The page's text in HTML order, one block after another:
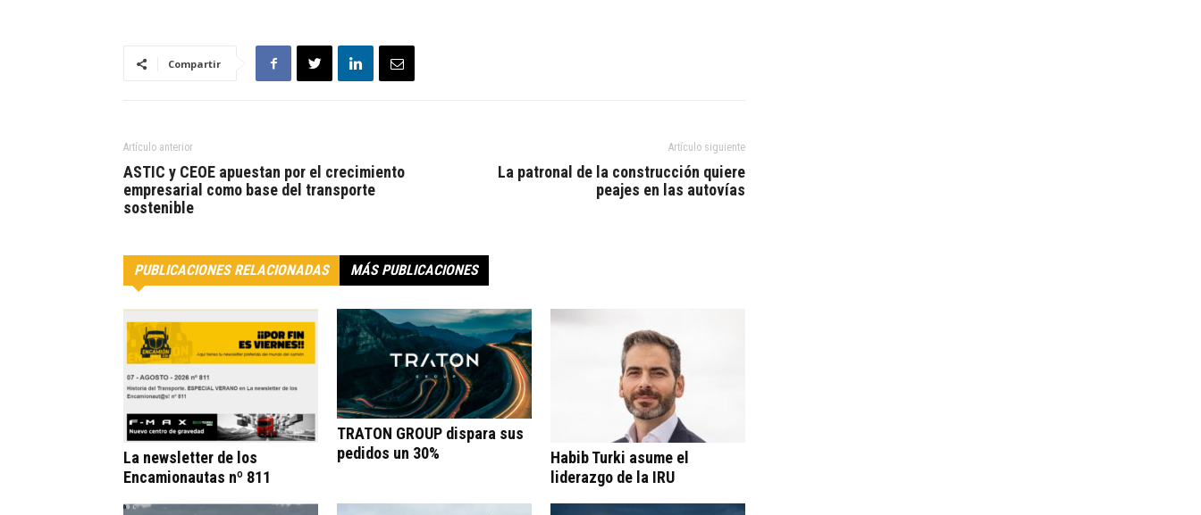
Compartir
Artículo anterior
ASTIC y CEOE apuestan por el crecimiento
empresarial como base del transporte
sostenible
Artículo siguiente
La patronal de la construcción quiere
peajes en las autovías
PUBLICACIONES RELACIONADAS MÁS PUBLICACIONES
La newsletter de los
Encamionautas nº 811
TRATON GROUP dispara sus
pedidos un 30%
Habib Turki asume el
liderazgo de la IRU